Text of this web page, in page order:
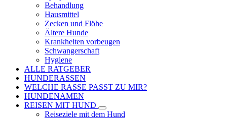
Behandlung
Hausmittel
Zecken und Flöhe
Ältere Hunde
Krankheiten vorbeugen
Schwangerschaft
Hygiene
ALLE RATGEBER
HUNDERASSEN
WELCHE RASSE PASST ZU MIR?
HUNDENAMEN
REISEN MIT HUND
Reiseziele mit dem Hund